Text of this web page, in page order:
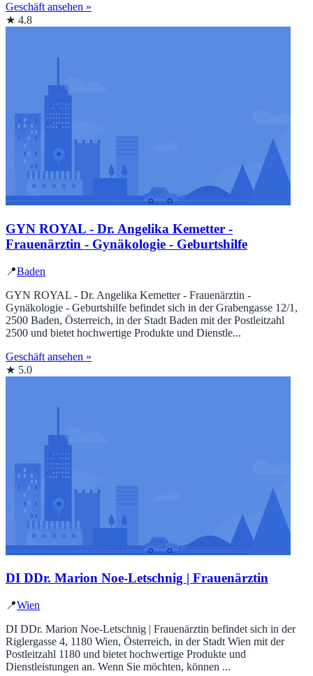
Geschäft ansehen »
★ 4.8
GYN ROYAL - Dr. Angelika Kemetter -
Frauenärztin - Gynäkologie - Geburtshilfe
📍Baden
GYN ROYAL - Dr. Angelika Kemetter - Frauenärztin -
Gynäkologie - Geburtshilfe befindet sich in der Grabengasse 12/1,
2500 Baden, Österreich, in der Stadt Baden mit der Postleitzahl
2500 und bietet hochwertige Produkte und Dienstle...
Geschäft ansehen »
★ 5.0
DI DDr. Marion Noe-Letschnig | Frauenärztin
📍Wien
DI DDr. Marion Noe-Letschnig | Frauenärztin befindet sich in der
Riglergasse 4, 1180 Wien, Österreich, in der Stadt Wien mit der
Postleitzahl 1180 und bietet hochwertige Produkte und
Dienstleistungen an. Wenn Sie möchten, können ...